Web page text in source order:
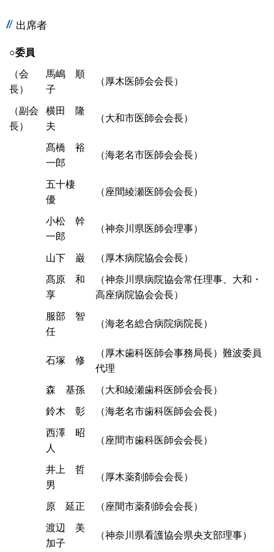
出席者
○委員
（会
長）
馬嶋 順
子
（厚木医師会会長）
（副会
長）
横田 隆
夫
（大和市医師会会長）
髙橋 裕
一郎
（海老名市医師会会長）
五十棲
優
（座間綾瀬医師会会長）
小松 幹
一郎
（神奈川県医師会理事）
山下 巌 （厚木病院協会会長）
髙原 和
享
（神奈川県病院協会常任理事、大和・
高座病院協会会長）
服部 智
任
（海老名総合病院病院長）
石塚 修
（厚木歯科医師会事務局長）難波委員
代理
森 基孫 （大和綾瀬歯科医師会会長）
鈴木 彰 （海老名市歯科医師会会長）
西澤 昭
人
（座間市歯科医師会会長）
井上 哲
男
（厚木薬剤師会会長）
原 延正 （座間市薬剤師会会長）
渡辺 美
加子
（神奈川県看護協会県央支部理事）